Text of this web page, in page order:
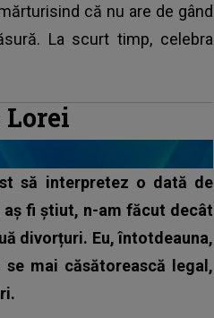
că nu are de gând
La scurt timp, celebra
Lorei
să interpretez o dată de
aș fi știut, n-am făcut decât
divorțuri. Eu, întotdeauna,
mai căsătorească legal,